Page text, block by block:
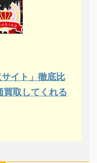
イト」徹底比
取してくれる